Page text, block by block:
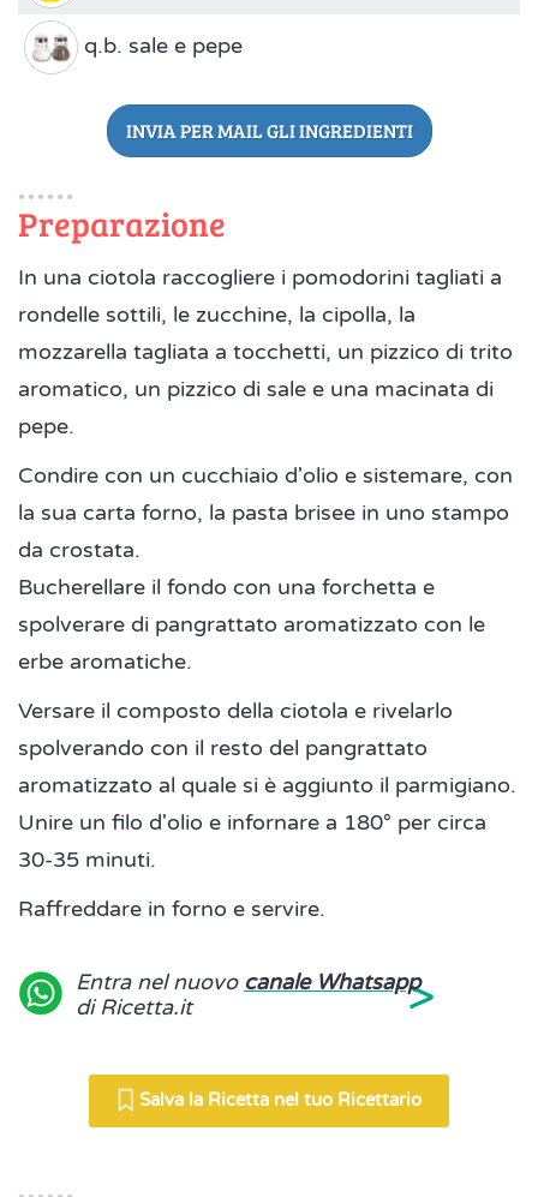
q.b. sale e pepe
INVIA PER MAIL GLI INGREDIENTI
Preparazione
In una ciotola raccogliere i pomodorini tagliati a
rondelle sottili, le zucchine, la cipolla, la
mozzarella tagliata a tocchetti, un pizzico di trito
aromatico, un pizzico di sale e una macinata di
pepe.
Condire con un cucchiaio d'olio e sistemare, con
la sua carta forno, la pasta brisee in uno stampo
da crostata.
Bucherellare il fondo con una forchetta e
spolverare di pangrattato aromatizzato con le
erbe aromatiche.
Versare il composto della ciotola e rivelarlo
spolverando con il resto del pangrattato
aromatizzato al quale si è aggiunto il parmigiano.
Unire un filo d'olio e infornare a 180° per circa
30-35 minuti.
Raffreddare in forno e servire.
Entra nel nuovo canale Whatsapp
di Ricetta.it
>
Salva la Ricetta nel tuo Ricettario